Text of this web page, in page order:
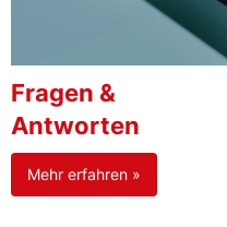
Fragen &
Antworten
Mehr erfahren »